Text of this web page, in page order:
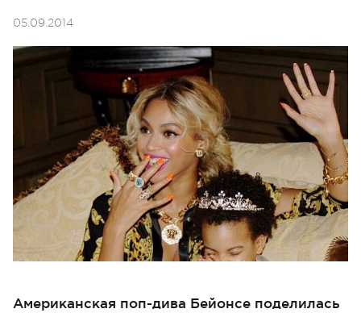
05.09.2014
Американская поп-дива Бейонсе поделилась